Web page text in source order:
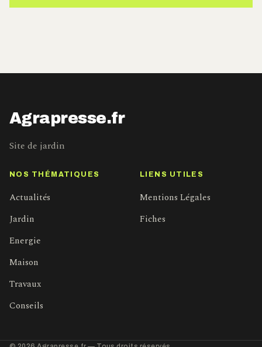
Agrapresse.fr
Site de jardin
NOS THÉMATIQUES
Actualités
Jardin
Energie
Maison
Travaux
Conseils
LIENS UTILES
Mentions Légales
Fiches